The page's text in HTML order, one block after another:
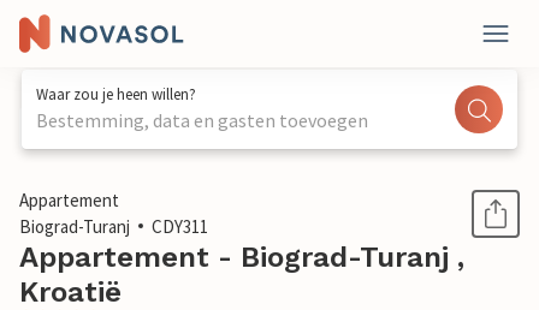
Waar zou je heen willen?
Bestemming, data en gasten toevoegen
1 / 19
Appartement
Biograd-Turanj
CDY311
Appartement - Biograd-Turanj ,
Kroatië